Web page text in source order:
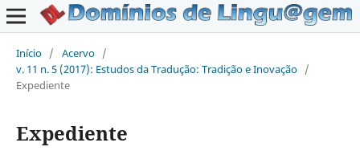
Início / Acervo /
v. 11 n. 5 (2017): Estudos da Tradução: Tradição e Inovação /
Expediente
Expediente